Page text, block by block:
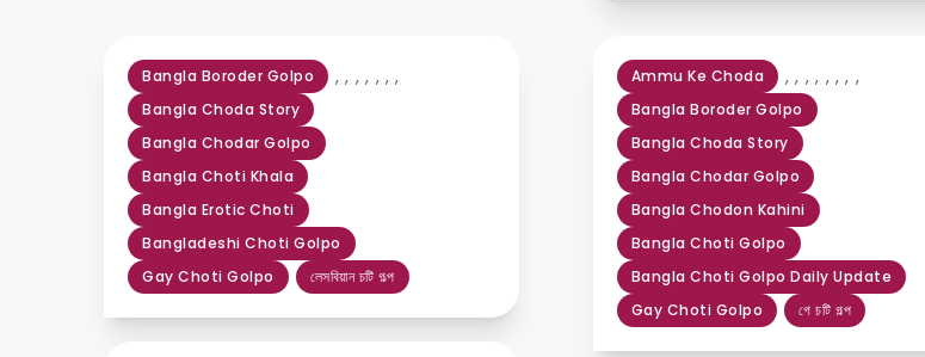
Bangla Boroder Golpo ,
Bangla Choda Story
,
Bangla Chodar Golpo
,
Bangla Choti Khala
,
Bangla Erotic Choti
,
Bangladeshi Choti Golpo
,
Gay Choti Golpo
,
লেসবিয়ান চটি গল্প
Ammu Ke Choda ,
Bangla Boroder Golpo
,
Bangla Choda Story
,
Bangla Chodar Golpo
,
Bangla Chodon Kahini
,
Bangla Choti Golpo
,
Bangla Choti Golpo Daily Update
,
Gay Choti Golpo
,
গে চটি গল্প